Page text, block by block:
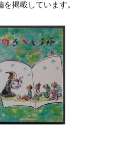
掲載しています。